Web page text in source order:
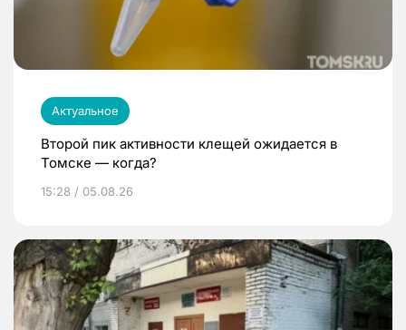
Актуальное
Второй пик активности клещей ожидается в
Томске — когда?
15:28 / 05.08.26